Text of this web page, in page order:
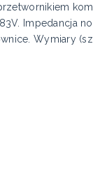
Impedancja
Wymiary